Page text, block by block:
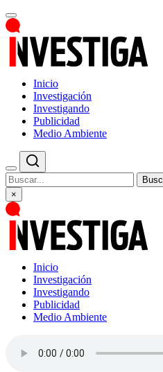
Inicio
Investigación
Investigando
Publicidad
Medio Ambiente
×
Inicio
Investigación
Investigando
Publicidad
Medio Ambiente